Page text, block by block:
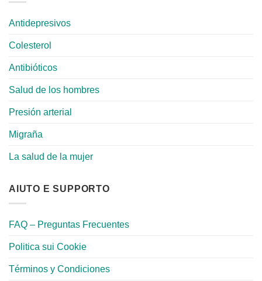
Antidepresivos
Colesterol
Antibióticos
Salud de los hombres
Presión arterial
Migraña
La salud de la mujer
AIUTO E SUPPORTO
FAQ – Preguntas Frecuentes
Politica sui Cookie
Términos y Condiciones